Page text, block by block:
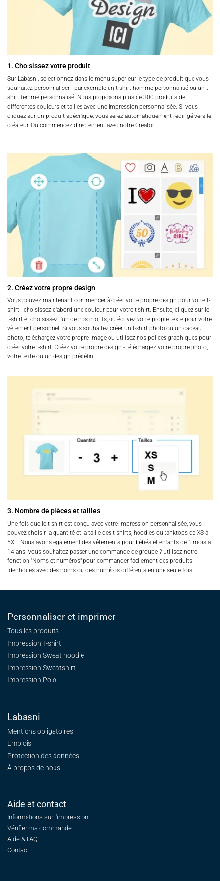
produit
produit
1. Choisissez votre produit
Sur Labasni, sélectionnez dans le menu supérieur le type de produit que vous
souhaitez personnaliser - par exemple un t-shirt homme personnalisé ou un t-
shirt femme personnalisé. Nous proposons plus de 300 produits de
différentes couleurs et tailles avec une impression personnalisée. Si vous
cliquez sur un produit spécifique, vous serez automatiquement redirigé vers le
créateur. Ou commencez directement avec notre Creator.
2. Créez votre propre design
Vous pouvez maintenant commencer à créer votre propre design pour votre t-
shirt - choisissez d'abord une couleur pour votre t-shirt. Ensuite, cliquez sur le
t-shirt et choisissez l'un de nos motifs, ou écrivez votre propre texte pour votre
vêtement personnel. Si vous souhaitez créer un t-shirt photo ou un cadeau
photo, téléchargez votre propre image ou utilisez nos polices graphiques pour
créer votre t-shirt. Créez votre propre design - téléchargez votre propre photo,
votre texte ou un design prédéfini.
3. Nombre de pièces et tailles
Une fois que le t-shirt est conçu avec votre impression personnalisée, vous
pouvez choisir la quantité et la taille des t-shirts, hoodies ou tanktops de XS à
5XL. Nous avons également des vêtements pour bébés et enfants de 1 mois à
14 ans. Vous souhaitez passer une commande de groupe ? Utilisez notre
fonction "Noms et numéros" pour commander facilement des produits
identiques avec des noms ou des numéros différents en une seule fois.
Personnaliser et imprimer
Tous les produits
Impression T-shirt
Impression Sweat hoodie
Impression Sweatshirt
Impression Polo
Labasni
Mentions obligatoires
Emplois
Protection des données
À propos de nous
Aide et contact
Informations sur l'impression
Vérifier ma commande
Aide & FAQ
Contact